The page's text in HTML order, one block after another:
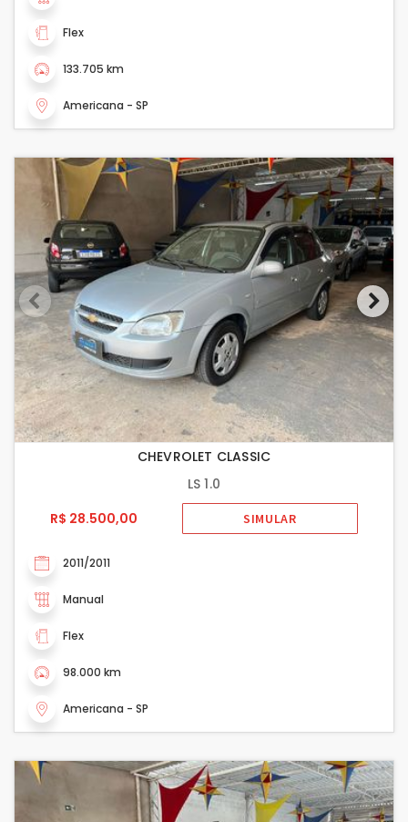
Flex
133.705 km
Americana - SP
CHEVROLET CLASSIC
LS 1.0
R$ 28.500,00
SIMULAR
2011/2011
Manual
Flex
98.000 km
Americana - SP